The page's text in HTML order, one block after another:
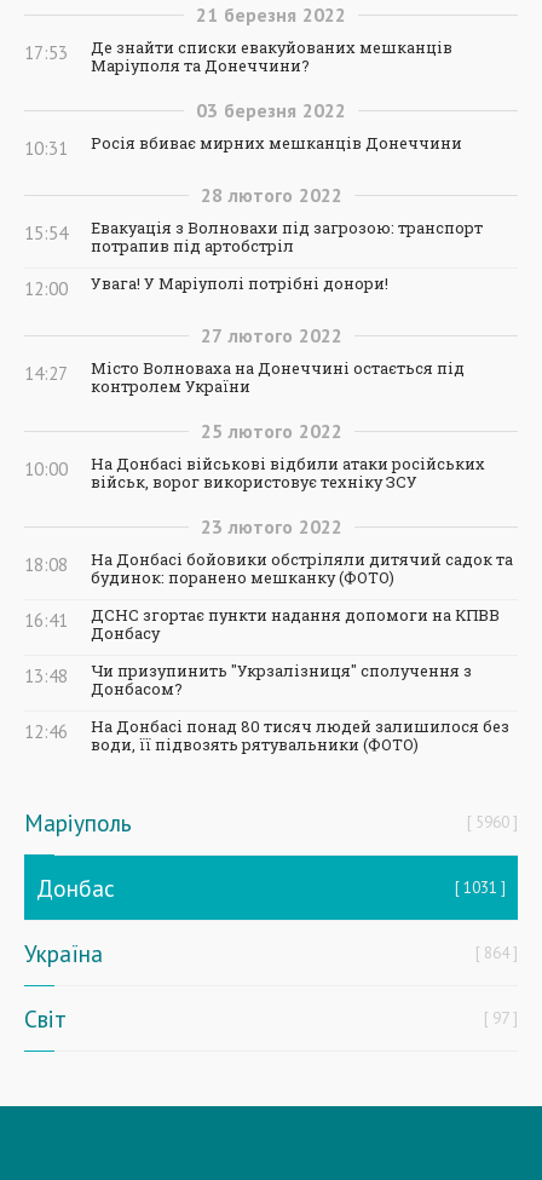
21 березня 2022
17:53
Де знайти списки евакуйованих мешканців
Маріуполя та Донеччини?
03 березня 2022
10:31 Росія вбиває мирних мешканців Донеччини
28 лютого 2022
15:54
Евакуація з Волновахи під загрозою: транспорт
потрапив під артобстріл
12:00 Увага! У Маріуполі потрібні донори!
27 лютого 2022
14:27
Місто Волноваха на Донеччині остається під
контролем України
25 лютого 2022
10:00
На Донбасі військові відбили атаки російських
військ, ворог використовує техніку ЗСУ
23 лютого 2022
18:08
На Донбасі бойовики обстріляли дитячий садок та
будинок: поранено мешканку (ФОТО)
16:41
ДСНС згортає пункти надання допомоги на КПВВ
Донбасу
13:48
Чи призупинить "Укрзалізниця" сполучення з
Донбасом?
12:46
На Донбасі понад 80 тисяч людей залишилося без
води, її підвозять рятувальники (ФОТО)
Маріуполь 5960
Донбас 1031
Україна 864
Світ 97